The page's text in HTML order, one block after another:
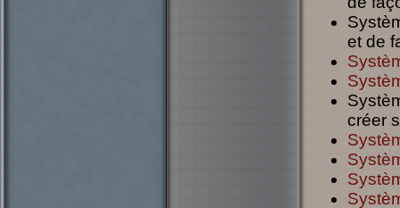
et de
créer